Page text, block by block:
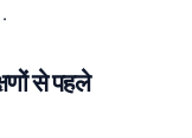
से पहले